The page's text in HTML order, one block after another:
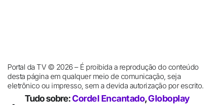
Portal da TV © 2026 – É proibida a reprodução do conteúdo
desta página em qualquer meio de comunicação, seja
eletrônico ou impresso, sem a devida autorização por escrito.
Tudo sobre:Cordel Encantado,Globoplay